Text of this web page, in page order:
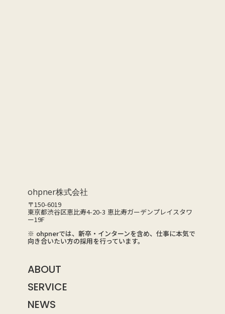
ohpner株式会社
〒150-6019
東京都渋谷区恵比寿4-20-3 恵比寿ガーデンプレイスタワ
ー19F
※ ohpnerでは、新卒・インターンを含め、仕事に本気で
向き合いたい方の採用を行っています。
ABOUT
SERVICE
NEWS